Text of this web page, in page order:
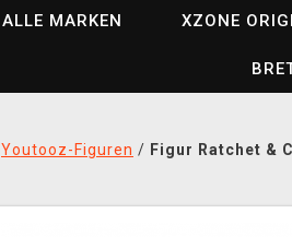
ALLE MARKEN XZONE
Youtooz-Figuren / Figur Ratchet &